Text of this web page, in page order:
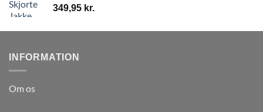
349,95 kr.
INFORMATION
Om os